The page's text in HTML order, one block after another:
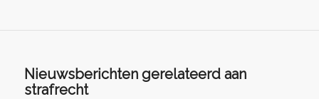
Nieuwsberichten gerelateerd aan
strafrecht